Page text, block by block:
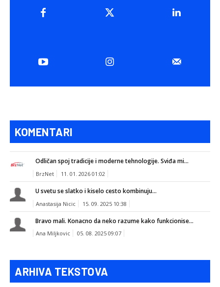
KOMENTARI
Odličan spoj tradicije i moderne tehnologije. Sviđa mi...
BrzNet 11. 01. 2026 01:02
U svetu se slatko i kiselo cesto kombinuju...
Anastasija Nicic 15. 09. 2025 10:38
Bravo mali. Konacno da neko razume kako funkcionise...
Ana Miljkovic 05. 08. 2025 09:07
ARHIVA TEKSTOVA